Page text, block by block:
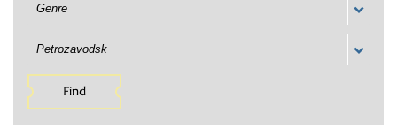
Genre
Petrozavodsk
Find